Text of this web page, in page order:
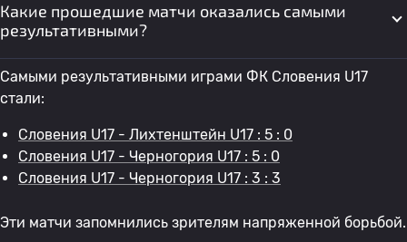
Какие прошедшие матчи оказались самыми
результативными?
Самыми результативными играми ФК Словения U17
стали:
Словения U17 - Лихтенштейн U17 : 5 : 0
Словения U17 - Черногория U17 : 5 : 0
Словения U17 - Черногория U17 : 3 : 3
Эти матчи запомнились зрителям напряженной борьбой.